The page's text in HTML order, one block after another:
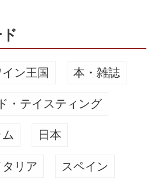
ンアルコールスパークリングワ
を世界約50カ国に展開する注目の
タル 東京」のメインダイニング
ン『フレンチ・ブルーム エクスト
ンテーションを行った同社CEO
イン王国 本・雑誌
・テイスティング
日本
タリア スペイン